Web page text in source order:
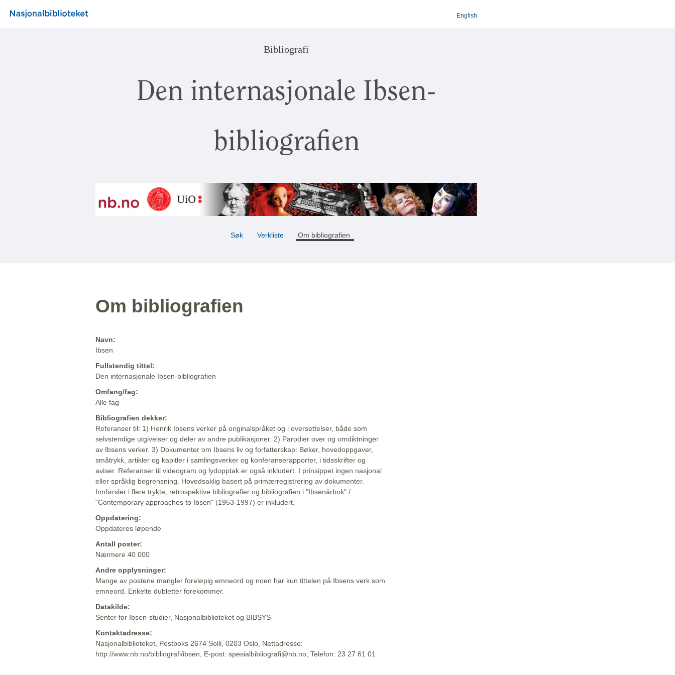
English
Bibliografi
Den internasjonale Ibsen-
bibliografien
Søk Verkliste Om bibliografien
Om bibliografien
Navn:
Ibsen
Fullstendig tittel:
Den internasjonale Ibsen-bibliografien
Omfang/fag:
Alle fag
Bibliografien dekker:
Referanser til: 1) Henrik Ibsens verker på originalspråket og i oversettelser, både som
selvstendige utgivelser og deler av andre publikasjoner. 2) Parodier over og omdiktninger
av Ibsens verker. 3) Dokumenter om Ibsens liv og forfatterskap: Bøker, hovedoppgaver,
småtrykk, artikler og kapitler i samlingsverker og konferanserapporter, i tidsskrifter og
aviser. Referanser til videogram og lydopptak er også inkludert. I prinsippet ingen nasjonal
eller språklig begrensning. Hovedsaklig basert på primærregistrering av dokumenter.
Innførsler i flere trykte, retrospektive bibliografier og bibliografien i "Ibsenårbok" /
"Contemporary approaches to Ibsen" (1953-1997) er inkludert.
Oppdatering:
Oppdateres løpende
Antall poster:
Nærmere 40 000
Andre opplysninger:
Mange av postene mangler foreløpig emneord og noen har kun tittelen på Ibsens verk som
emneord. Enkelte dubletter forekommer.
Datakilde:
Senter for Ibsen-studier, Nasjonalbiblioteket og BIBSYS
Kontaktadresse:
Nasjonalbiblioteket, Postboks 2674 Solli, 0203 Oslo, Nettadresse:
http://www.nb.no/bibliografi/ibsen, E-post: spesialbibliografi@nb.no, Telefon: 23 27 61 01